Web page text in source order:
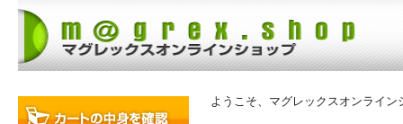
ようこそ、マグレックスオンライン